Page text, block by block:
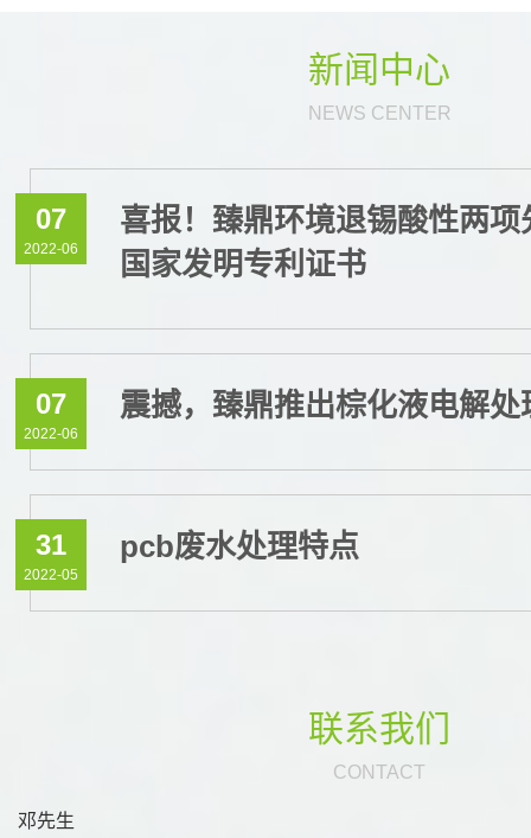
新闻中心
NEWS CENTER
07
2022-06
喜报！臻鼎环境退锡酸性两
国家发明专利证书
07
2022-06
震撼，臻鼎推出棕化液电解处
31
2022-05
pcb废水处理特点
联系我们
CONTACT
邓先生